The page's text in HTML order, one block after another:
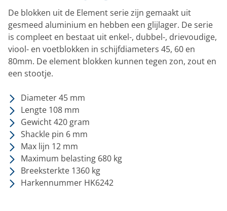
De blokken uit de Element serie zijn gemaakt uit
gesmeed aluminium en hebben een glijlager. De serie
is compleet en bestaat uit enkel-, dubbel-, drievoudige,
viool- en voetblokken in schijfdiameters 45, 60 en
80mm. De element blokken kunnen tegen zon, zout en
een stootje.
Diameter 45 mm
Lengte 108 mm
Gewicht 420 gram
Shackle pin 6 mm
Max lijn 12 mm
Maximum belasting 680 kg
Breeksterkte 1360 kg
Harkennummer HK6242